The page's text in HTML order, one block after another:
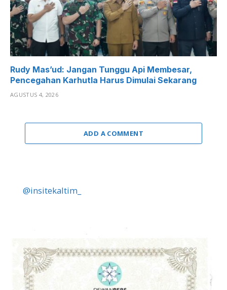
Rudy Mas’ud: Jangan Tunggu Api Membesar,
Pencegahan Karhutla Harus Dimulai Sekarang
AGUSTUS 4, 2026
ADD A COMMENT
@insitekaltim_